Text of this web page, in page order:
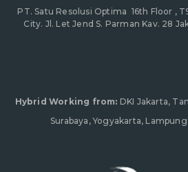
PT. Satu Resolusi Optima 16th Floor ,
City. Jl. Let Jend S. Parman Kav. 28
Hybrid Working from: DKI Jakarta,
Surabaya, Yogyakarta,